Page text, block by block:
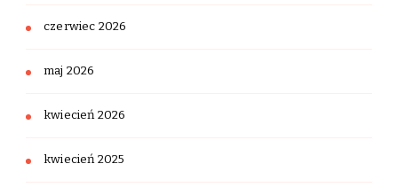
czerwiec 2026
maj 2026
kwiecień 2026
kwiecień 2025